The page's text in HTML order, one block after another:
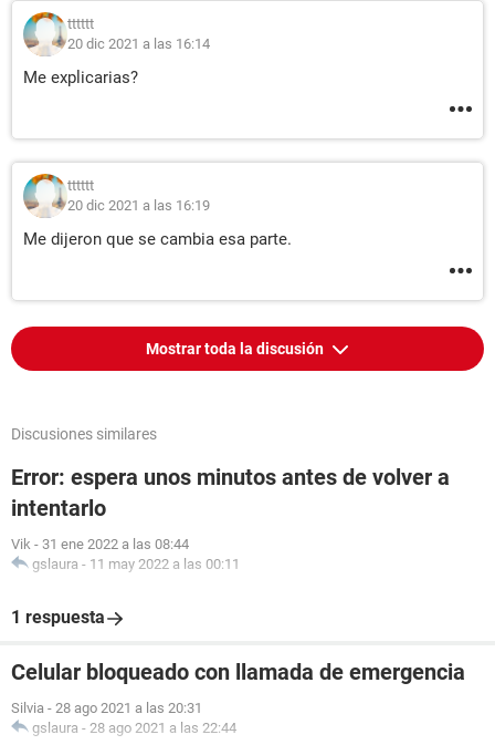
tttttt
20 dic 2021 a las 16:14
Me explicarias?
tttttt
20 dic 2021 a las 16:19
Me dijeron que se cambia esa parte.
Mostrar toda la discusión
Discusiones similares
Error: espera unos minutos antes de volver a
intentarlo
Vik - 31 ene 2022 a las 08:44
gslaura - 11 may 2022 a las 00:11
1 respuesta
Celular bloqueado con llamada de emergencia
Silvia - 28 ago 2021 a las 20:31
gslaura - 28 ago 2021 a las 22:44